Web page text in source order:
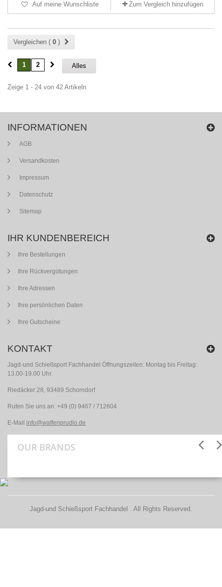
Auf meine Wunschliste Zum Vergleich hinzufügen
Vergleichen ( 0 )
Alles
1 2
Zeige 1 - 24 von 42 Artikeln
INFORMATIONEN
AGB
Versandkosten
Impressum
Datenschutz
Sitemap
IHR KUNDENBEREICH
Ihre Bestellungen
Ihre Rückvergütungen
Ihre Adressen
Ihre persönlichen Daten
Ihre Gutscheine
KONTAKT
Jagd-und Schießsport Fachhandel Öffnungszeiten: Montag bis Freitag:
13.00-19.00 Uhr.
Riedäcker 28, 93489 Schorndorf
Rufen Sie uns an: +49 (0) 9467 / 712604
E-Mail info@waffenprudlo.de
OUR BRANDS
Jagd-und Schießsport Fachhandel . All Rights Reserved.